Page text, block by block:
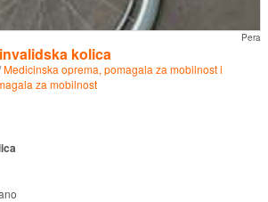
Pera
kolica
Medicinska oprema, pomagala za mobilnost i
za mobilnost